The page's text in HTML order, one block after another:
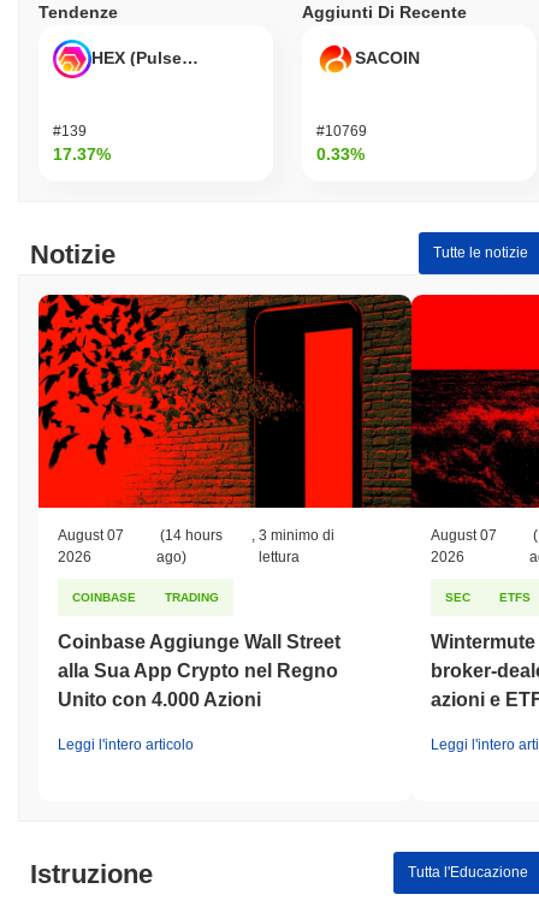
Tendenze
HEX (Pulsechain)
#139
17.37%
Aggiunti Di Recente
SACOIN
#10769
0.33%
Notizie Tutte le notizie
August 07
2026
(14 hours
ago)
3 minimo di
lettura
COINBASE TRADING
Coinbase Aggiunge Wall Street
alla Sua App Crypto nel Regno
Unito con 4.000 Azioni
Leggi l'intero articolo
August 07
2026
SEC ETFS
broker-
azioni e
Leggi l'intero
Istruzione Tutta l'Educazione